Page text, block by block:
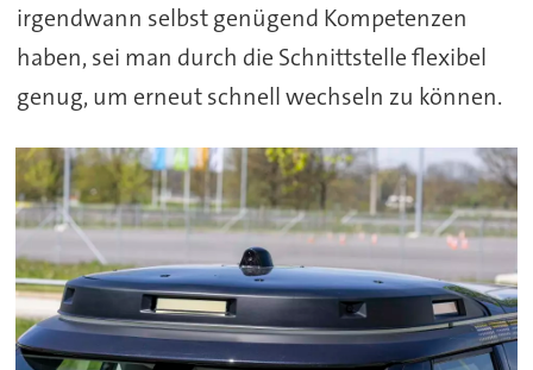
irgendwann selbst genügend Kompetenzen
haben, sei man durch die Schnittstelle flexibel
genug, um erneut schnell wechseln zu können.